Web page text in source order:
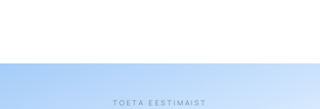
TOETA EESTIMAIST